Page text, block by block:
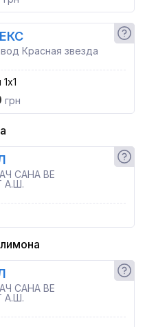
Красная звезда
грн
САНА ВЕ
А.Ш.
САНА ВЕ
А.Ш.